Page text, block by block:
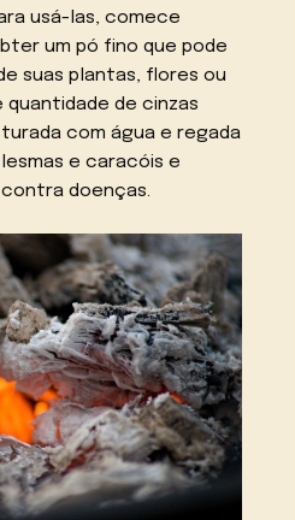
usá-las, comece
um pó fino que pode
suas plantas, flores ou
quantidade de cinzas
com água e regada
e caracóis e
doenças.